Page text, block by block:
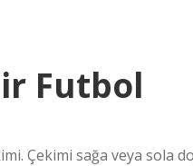
Futbol
Çekimi sağa veya